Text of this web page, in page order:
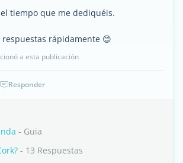
tiempo que me dediquéis.
rápidamente 😊
a esta publicación
Responder
- Guia
- 13 Respuestas